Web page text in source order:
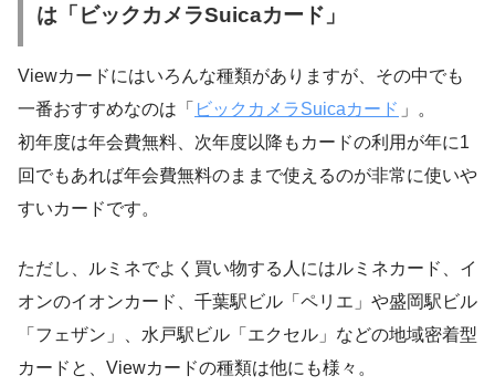
は「ビックカメラSuicaカード」
Viewカードにはいろんな種類がありますが、その中でも
一番おすすめなのは 「 ビックカメラSuicaカード 」 。
初年度は年会費無料、次年度以降もカードの利用が年に1
回でもあれば年会費無料のままで使えるのが非常に使いや
すいカードです。
ただし、ルミネでよく買い物する人にはルミネカード、イ
オンのイオンカード、千葉駅ビル「ペリエ」や盛岡駅ビル
「フェザン」、水戸駅ビル「エクセル」などの地域密着型
カードと、Viewカードの種類は他にも様々。